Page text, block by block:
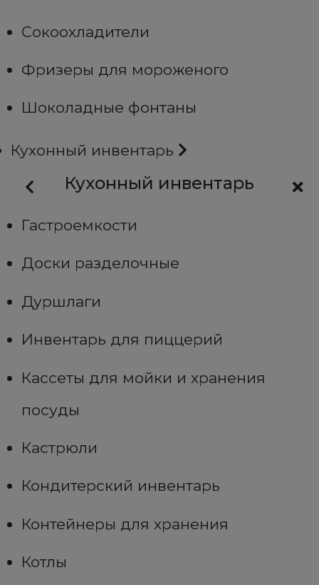
Сокоохладители
Фризеры для мороженого
Шоколадные фонтаны
Кухонный инвентарь
Кухонный инвентарь
Гастроемкости
Доски разделочные
Дуршлаги
Инвентарь для пиццерий
Кассеты для мойки и хранения
посуды
Кастрюли
Кондитерский инвентарь
Контейнеры для хранения
Котлы